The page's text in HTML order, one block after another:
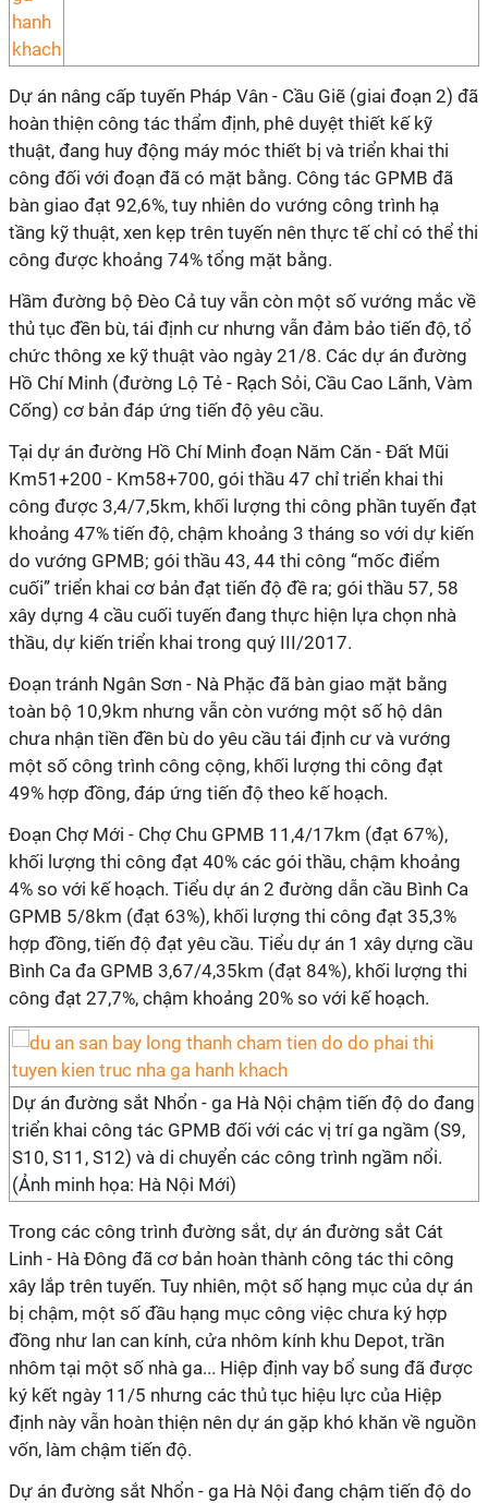
Dự án nâng cấp tuyến Pháp Vân - Cầu Giẽ (giai đoạn 2) đã
hoàn thiện công tác thẩm định, phê duyệt thiết kế kỹ
thuật, đang huy động máy móc thiết bị và triển khai thi
công đối với đoạn đã có mặt bằng. Công tác GPMB đã
bàn giao đạt 92,6%, tuy nhiên do vướng công trình hạ
tầng kỹ thuật, xen kẹp trên tuyến nên thực tế chỉ có thể thi
công được khoảng 74% tổng mặt bằng.
Hầm đường bộ Đèo Cả tuy vẫn còn một số vướng mắc về
thủ tục đền bù, tái định cư nhưng vẫn đảm bảo tiến độ, tổ
chức thông xe kỹ thuật vào ngày 21/8. Các dự án đường
Hồ Chí Minh (đường Lộ Tẻ - Rạch Sỏi, Cầu Cao Lãnh, Vàm
Cống) cơ bản đáp ứng tiến độ yêu cầu.
Tại dự án đường Hồ Chí Minh đoạn Năm Căn - Đất Mũi
Km51+200 - Km58+700, gói thầu 47 chỉ triển khai thi
công được 3,4/7,5km, khối lượng thi công phần tuyến đạt
khoảng 47% tiến độ, chậm khoảng 3 tháng so với dự kiến
do vướng GPMB; gói thầu 43, 44 thi công “mốc điểm
cuối” triển khai cơ bản đạt tiến độ đề ra; gói thầu 57, 58
xây dựng 4 cầu cuối tuyến đang thực hiện lựa chọn nhà
thầu, dự kiến triển khai trong quý III/2017.
Đoạn tránh Ngân Sơn - Nà Phặc đã bàn giao mặt bằng
toàn bộ 10,9km nhưng vẫn còn vướng một số hộ dân
chưa nhận tiền đền bù do yêu cầu tái định cư và vướng
một số công trình công cộng, khối lượng thi công đạt
49% hợp đồng, đáp ứng tiến độ theo kế hoạch.
Đoạn Chợ Mới - Chợ Chu GPMB 11,4/17km (đạt 67%),
khối lượng thi công đạt 40% các gói thầu, chậm khoảng
4% so với kế hoạch. Tiểu dự án 2 đường dẫn cầu Bình Ca
GPMB 5/8km (đạt 63%), khối lượng thi công đạt 35,3%
hợp đồng, tiến độ đạt yêu cầu. Tiểu dự án 1 xây dựng cầu
Bình Ca đa GPMB 3,67/4,35km (đạt 84%), khối lượng thi
công đạt 27,7%, chậm khoảng 20% so với kế hoạch.
Dự án đường sắt Nhổn - ga Hà Nội chậm tiến độ do đang
triển khai công tác GPMB đối với các vị trí ga ngầm (S9,
S10, S11, S12) và di chuyển các công trình ngầm nổi.
(Ảnh minh họa: Hà Nội Mới)
Trong các công trình đường sắt, dự án đường sắt Cát
Linh - Hà Đông đã cơ bản hoàn thành công tác thi công
xây lắp trên tuyến. Tuy nhiên, một số hạng mục của dự án
bị chậm, một số đầu hạng mục công việc chưa ký hợp
đồng như lan can kính, cửa nhôm kính khu Depot, trần
nhôm tại một số nhà ga... Hiệp định vay bổ sung đã được
ký kết ngày 11/5 nhưng các thủ tục hiệu lực của Hiệp
định này vẫn hoàn thiện nên dự án gặp khó khăn về nguồn
vốn, làm chậm tiến độ.
Dự án đường sắt Nhổn - ga Hà Nội đang chậm tiến độ do